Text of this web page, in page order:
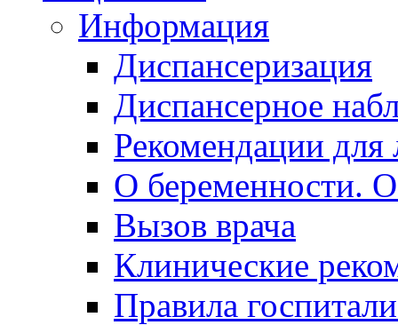
Информация
Диспансеризация
Диспансерное
Рекомендации для
О беременности.
Вызов врача
Клинические
Правила